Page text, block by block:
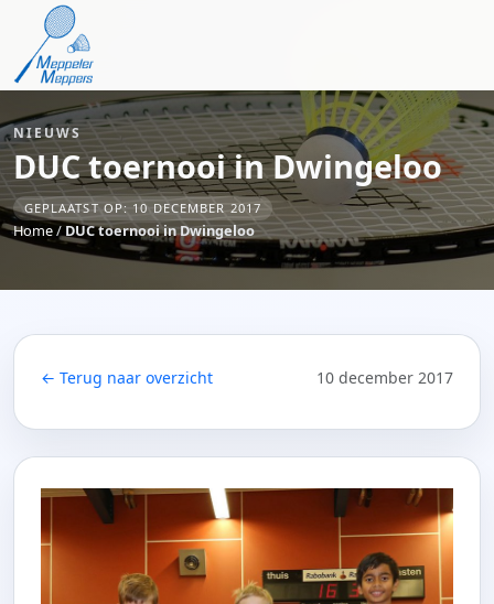
NIEUWS
DUC toernooi in Dwingeloo
GEPLAATST OP: 10 DECEMBER 2017
Home/ DUC toernooi in Dwingeloo
← Terug naar overzicht 10 december 2017